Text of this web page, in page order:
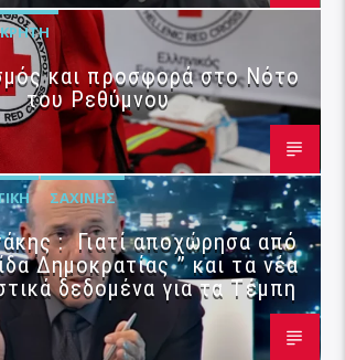
ΚΡΉΤΗ
και προσφορά στο Νότο
του Ρεθύμνου
ΣΑΧΊΝΗΣ
: Γιατί αποχώρησα από
Δημοκρατίας ” και τα νέα
δεδομένα για τα Τέμπη